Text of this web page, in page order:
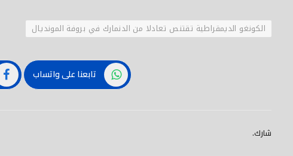
الكونغو الديمقراطية تقتنص تعادلا من الدنمارك في بروفة المونديال
تابعنا على واتساب
شارك.